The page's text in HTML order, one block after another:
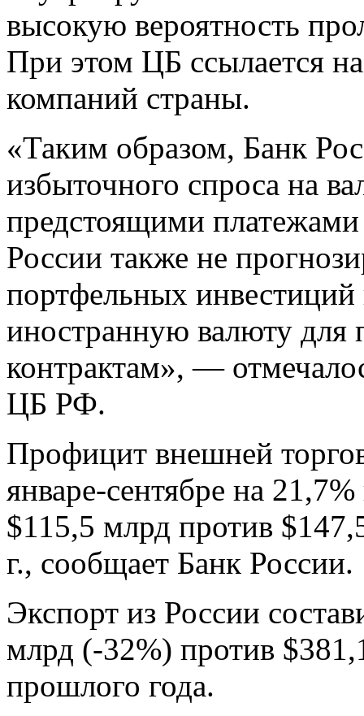
высокую вероятность
При этом ЦБ ссылается
компаний страны.
«Таким образом, Банк
избыточного спроса на
предстоящими
России также не
портфельных
иностранную валюту
контрактам», —
ЦБ РФ.
Профицит внешней
январе-сентябре на
$115,5 млрд против
г., сообщает Банк России.
Экспорт из России
млрд (-32%) против
прошлого года.